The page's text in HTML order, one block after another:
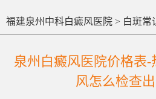
福建泉州中科白癜风医院 > 白斑常
泉州白癜风医院价格表
风怎么检查出